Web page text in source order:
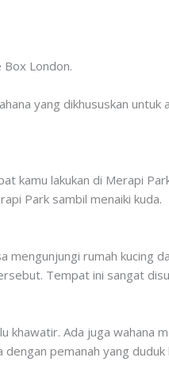
London.
yang dikhususkan
kamu lakukan di Merapi
Park sambil menaiki kuda.
mengunjungi rumah
Tempat ini sangat
khawatir. Ada juga wahana
dengan pemanah yang